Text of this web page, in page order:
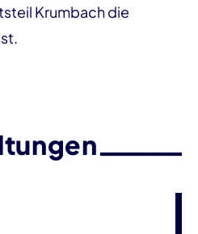
Krumbach die